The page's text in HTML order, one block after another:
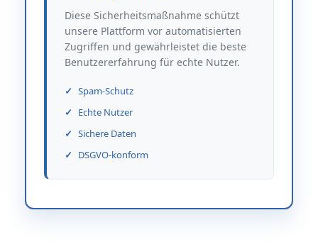
Diese Sicherheitsmaßnahme schützt
unsere Plattform vor automatisierten
Zugriffen und gewährleistet die beste
Benutzererfahrung für echte Nutzer.
Spam-Schutz
Echte Nutzer
Sichere Daten
DSGVO-konform